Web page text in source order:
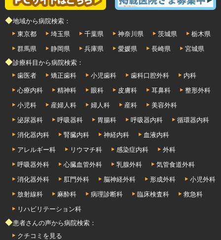
◆地域から病院検索：
東京都
埼玉県 千葉県 神奈川県 茨城県
栃木県
群馬県
静岡県 兵庫県 愛媛県 長崎県
宮城県
◆診療科目から病院検索：
歯医者
矯正歯科 小児歯科 歯科口腔外科
内科
心療内科
精神科 眼科 皮膚科 耳鼻科
整形外科
小児科
産婦人科 婦人科 産科
美容外科
泌尿器科
呼吸器科 胃腸科 呼吸器内科
循環器内科
消化器内科
腎臓内科 神経内科
血液内科
アレルギー科
リウマチ科 感染症内科
外科
呼吸器外科
心臓血管外科 乳腺外科
気管食道外科
消化器外科
肛門外科 脳神経外科 形成外科
小児外科
放射線科
麻酔科 病理診断科 臨床検査科
救急科
リハビリテーション科
◆患者さんの声から病院検索：
クチコミを見る